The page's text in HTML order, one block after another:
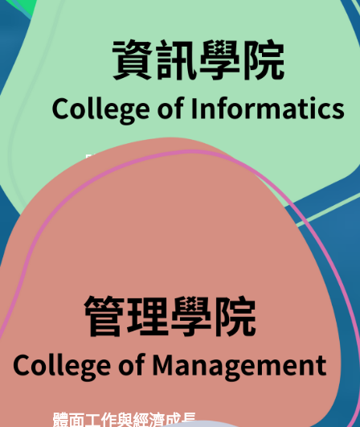
體面工作與經濟成長
產業、創新與基礎設施
體面工作與經濟成長